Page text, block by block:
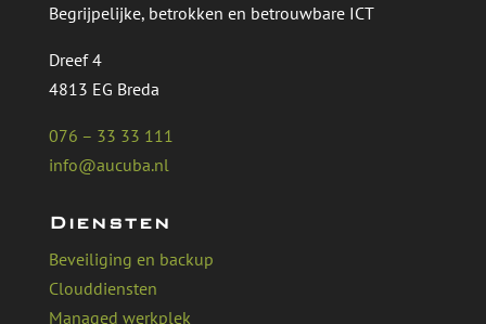
Begrijpelijke, betrokken en betrouwbare ICT
Dreef 4
4813 EG Breda
076 – 33 33 111
info@aucuba.nl
Diensten
Beveiliging en backup
Clouddiensten
Managed werkplek